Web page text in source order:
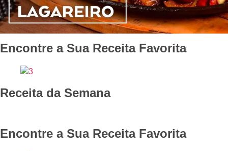
Encontre a Sua Receita Favorita
Receita da Semana
Encontre a Sua Receita Favorita